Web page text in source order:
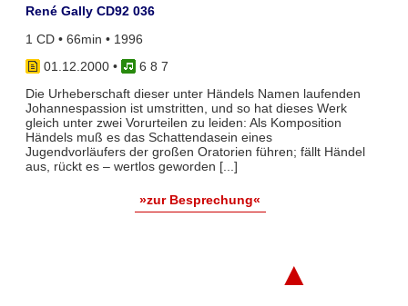
René Gally CD92 036
1 CD • 66min • 1996
01.12.2000•
6 8 7
Die Urheberschaft dieser unter Händels Namen laufenden
Johannespassion ist umstritten, und so hat dieses Werk
gleich unter zwei Vorurteilen zu leiden: Als Komposition
Händels muß es das Schattendasein eines
Jugendvorläufers der großen Oratorien führen; fällt Händel
aus, rückt es – wertlos geworden [...]
»zur Besprechung«
▲